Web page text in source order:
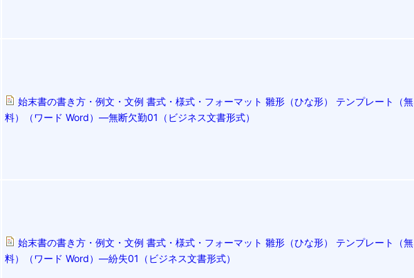
始末書の書き方・例文・文例 書式・様式・フォーマット 雛形（ひな形） テンプレート（無
料）（ワード Word）―無断欠勤01（ビジネス文書形式）
始末書の書き方・例文・文例 書式・様式・フォーマット 雛形（ひな形） テンプレート（無
料）（ワード Word）―紛失01（ビジネス文書形式）